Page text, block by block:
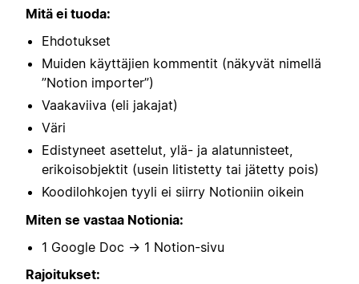
Mitä ei tuoda:
Ehdotukset
Muiden käyttäjien kommentit (näkyvät nimellä
”Notion importer”)
Vaakaviiva (eli jakajat)
Väri
Edistyneet asettelut, ylä- ja alatunnisteet,
erikoisobjektit (usein litistetty tai jätetty pois)
Koodilohkojen tyyli ei siirry Notioniin oikein
Miten se vastaa Notionia:
1 Google Doc → 1 Notion-sivu
Rajoitukset: